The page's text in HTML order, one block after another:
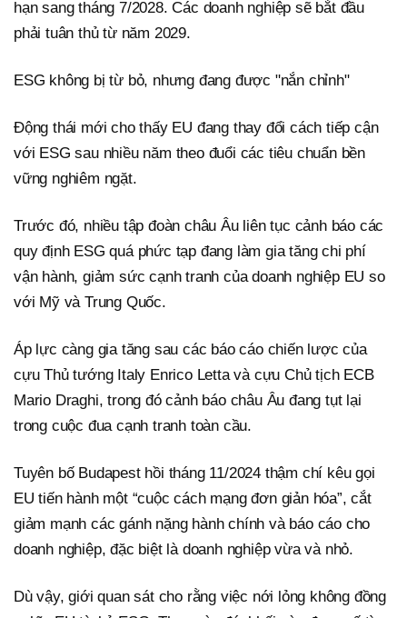
hạn sang tháng 7/2028. Các doanh nghiệp sẽ bắt đầu
phải tuân thủ từ năm 2029.
ESG không bị từ bỏ, nhưng đang được "nắn chỉnh"
Động thái mới cho thấy EU đang thay đổi cách tiếp cận
với ESG sau nhiều năm theo đuổi các tiêu chuẩn bền
vững nghiêm ngặt.
Trước đó, nhiều tập đoàn châu Âu liên tục cảnh báo các
quy định ESG quá phức tạp đang làm gia tăng chi phí
vận hành, giảm sức cạnh tranh của doanh nghiệp EU so
với Mỹ và Trung Quốc.
Áp lực càng gia tăng sau các báo cáo chiến lược của
cựu Thủ tướng Italy Enrico Letta và cựu Chủ tịch ECB
Mario Draghi, trong đó cảnh báo châu Âu đang tụt lại
trong cuộc đua cạnh tranh toàn cầu.
Tuyên bố Budapest hồi tháng 11/2024 thậm chí kêu gọi
EU tiến hành một “cuộc cách mạng đơn giản hóa”, cắt
giảm mạnh các gánh nặng hành chính và báo cáo cho
doanh nghiệp, đặc biệt là doanh nghiệp vừa và nhỏ.
Dù vậy, giới quan sát cho rằng việc nới lỏng không đồng